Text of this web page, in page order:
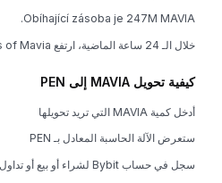
Obíhající zásoba je 247M MAVIA.
خلال الـ 24 ساعة الماضية، ارتفع Heroes of Mavia بنسبة 1.29%.
كيفية تحويل MAVIA إلى PEN
أدخل كمية MAVIA التي تريد تحويلها
ستعرض الآلة الحاسبة المعادل بـ PEN
سجل في حساب Bybit لشراء أو بيع أو تداول MAVIA